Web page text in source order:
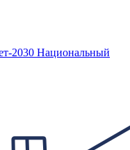
2030 Национальный